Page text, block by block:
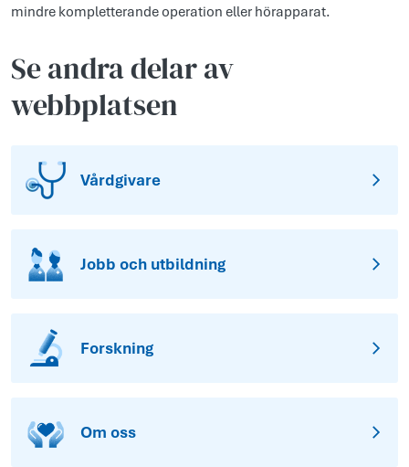
mindre kompletterande operation eller hörapparat.
Se andra delar av
webbplatsen
Vårdgivare
Jobb och utbildning
Forskning
Om oss